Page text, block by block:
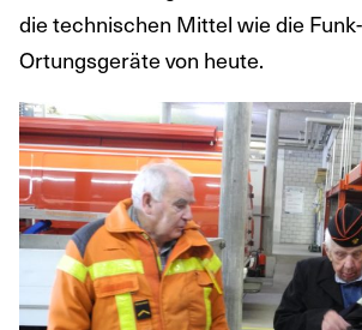
die technischen Mittel wie die
Ortungsgeräte von heute.